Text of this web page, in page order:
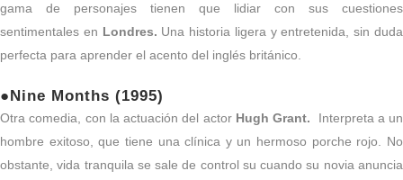
gama de personajes tienen que lidiar con sus cuestiones
sentimentales en Londres. Una historia ligera y entretenida, sin duda
perfecta para aprender el acento del inglés británico.
●Nine Months (1995)
Otra comedia, con la actuación del actor Hugh Grant. Interpreta a un
hombre exitoso, que tiene una clínica y un hermoso porche rojo. No
obstante, vida tranquila se sale de control su cuando su novia anuncia